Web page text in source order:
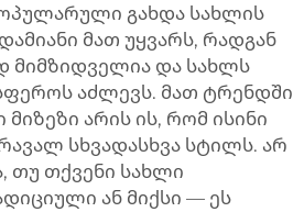
გახდა სახლის
მათ უყვარს, რადგან
მიმზიდველია და სახლს
აძლევს. მათ ტრენდში
არის ის, რომ ისინი
სხვადასხვა სტილს. არ
თუ თქვენი სახლი
ან მიქსი — ეს